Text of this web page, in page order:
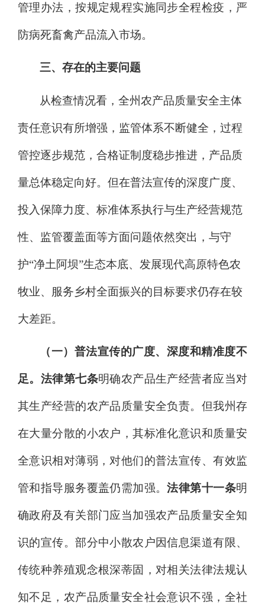
管理办法，按规定规程实施同步全程检疫 ， 严
防病死畜禽产品流入市场。
三、存在的主要问题
从检查情况看，全州农产品质量安全主体
责任意识有所增强，监管体系不断健全，过程
管控逐步规范，合格证制度稳步推进，产品质
量总体稳定向好。但在普法宣传的深度广度、
投入保障力度、标准体系执行与生产经营规范
性、监管覆盖面等方面问题依然突出，与守
护“净土阿坝”生态本底、发展现代高原特色农
牧业、服务乡村全面振兴的目标要求仍存在较
大差距。
（一）普法宣传的广度、深度和精准度不
足。 法律第七条明确农产品生产经营者应当对
其生产经营的农产品质量安全负责。但我州存
在大量分散的小农户，其标准化意识和质量安
全意识相对薄弱，对他们的普法宣传、有效监
管和指导服务覆盖仍需加强。法律第十一条明
确政府及有关部门应当加强农产品质量安全知
识的宣传。部分中小散农户因信息渠道有限、
传统种养殖观念根深蒂固，对相关法律法规认
知不足，农产品质量安全社会意识不强，全社